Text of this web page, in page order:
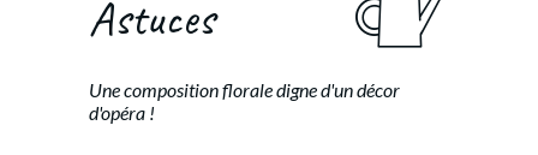
Astuces
Une composition florale digne d'un décor
d'opéra !